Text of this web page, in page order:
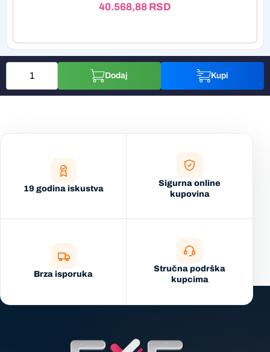
40.568,88 RSD
Dodaj Kupi
19 godina iskustva
Sigurna online
kupovina
Brza isporuka
Stručna podrška
kupcima